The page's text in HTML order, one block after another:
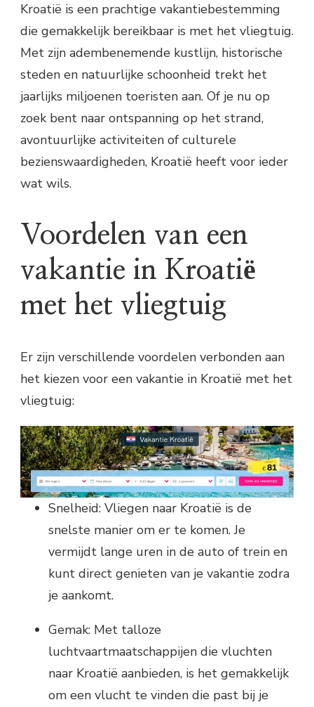
Kroatië is een prachtige vakantiebestemming
die gemakkelijk bereikbaar is met het vliegtuig.
Met zijn adembenemende kustlijn, historische
steden en natuurlijke schoonheid trekt het
jaarlijks miljoenen toeristen aan. Of je nu op
zoek bent naar ontspanning op het strand,
avontuurlijke activiteiten of culturele
bezienswaardigheden, Kroatië heeft voor ieder
wat wils.
Voordelen van een
vakantie in Kroatië
met het vliegtuig
Er zijn verschillende voordelen verbonden aan
het kiezen voor een vakantie in Kroatië met het
vliegtuig:
Snelheid: Vliegen naar Kroatië is de
snelste manier om er te komen. Je
vermijdt lange uren in de auto of trein en
kunt direct genieten van je vakantie zodra
je aankomt.
Gemak: Met talloze
luchtvaartmaatschappijen die vluchten
naar Kroatië aanbieden, is het gemakkelijk
om een vlucht te vinden die past bij je